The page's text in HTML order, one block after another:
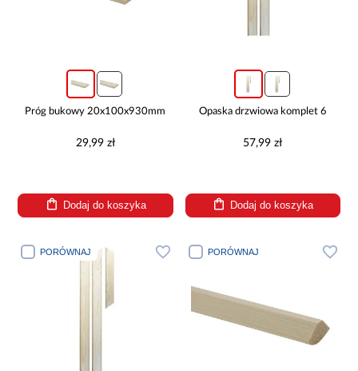
Próg bukowy 20x100x930mm
29,99 zł
Dodaj do koszyka
Opaska drzwiowa komplet 6
57,99 zł
Dodaj do koszyka
PORÓWNAJ PORÓWNAJ